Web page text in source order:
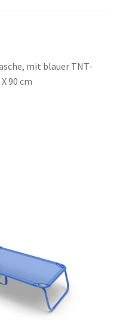
mit blauer TNT-
90 cm